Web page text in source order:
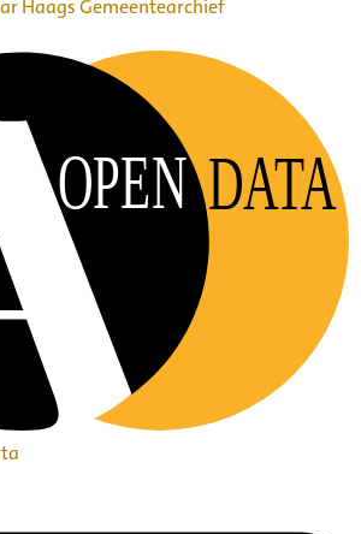
Haags Gemeentearchief
OPEN DATA